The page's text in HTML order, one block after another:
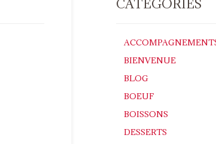
CATÉGORIES
BIENVENUE
BLOG
BOEUF
BOISSONS
DESSERTS